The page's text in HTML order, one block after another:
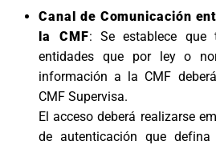
Canal de Comunicación
la CMF: Se establece que
entidades que por ley o
información a la CMF
CMF Supervisa.
El acceso deberá realizarse
de autenticación que